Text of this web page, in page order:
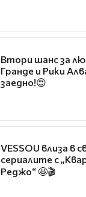
Втори шанс за
Гранде и Рики
заедно!😍
VESSOU влиза в
сериалите с
Реджо“ 🤩🎬